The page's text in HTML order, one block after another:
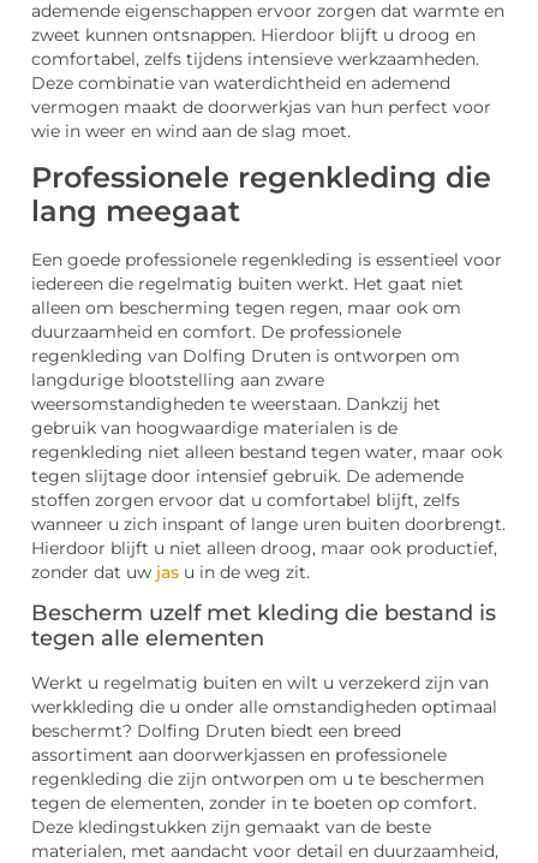
ademende eigenschappen ervoor zorgen dat warmte en
zweet kunnen ontsnappen. Hierdoor blijft u droog en
comfortabel, zelfs tijdens intensieve werkzaamheden.
Deze combinatie van waterdichtheid en ademend
vermogen maakt de doorwerkjas van hun perfect voor
wie in weer en wind aan de slag moet.
Professionele regenkleding die
lang meegaat
Een goede professionele regenkleding is essentieel voor
iedereen die regelmatig buiten werkt. Het gaat niet
alleen om bescherming tegen regen, maar ook om
duurzaamheid en comfort. De professionele
regenkleding van Dolfing Druten is ontworpen om
langdurige blootstelling aan zware
weersomstandigheden te weerstaan. Dankzij het
gebruik van hoogwaardige materialen is de
regenkleding niet alleen bestand tegen water, maar ook
tegen slijtage door intensief gebruik. De ademende
stoffen zorgen ervoor dat u comfortabel blijft, zelfs
wanneer u zich inspant of lange uren buiten doorbrengt.
Hierdoor blijft u niet alleen droog, maar ook productief,
zonder dat uw jas u in de weg zit.
Bescherm uzelf met kleding die bestand is
tegen alle elementen
Werkt u regelmatig buiten en wilt u verzekerd zijn van
werkkleding die u onder alle omstandigheden optimaal
beschermt? Dolfing Druten biedt een breed
assortiment aan doorwerkjassen en professionele
regenkleding die zijn ontworpen om u te beschermen
tegen de elementen, zonder in te boeten op comfort.
Deze kledingstukken zijn gemaakt van de beste
materialen, met aandacht voor detail en duurzaamheid,